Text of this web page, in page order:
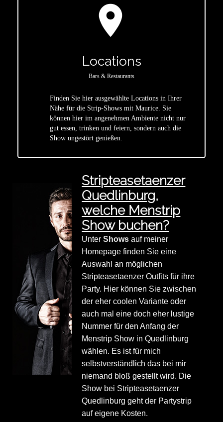
location_on
Locations
Bars & Restaurants
Finden Sie hier ausgewählte Locations in Ihrer
Nähe für die Strip-Shows mit Maurice. Sie
können hier im angenehmen Ambiente nicht nur
gut essen, trinken und feiern, sondern auch die
Show ungestört genießen.
Stripteasetaenzer
Quedlinburg,
welche Menstrip
Show buchen?
UnterShows auf meiner
Homepage finden Sie eine
Auswahl an möglichen
Stripteasetaenzer Outfits für ihre
Party. Hier können Sie zwischen
der eher coolen Variante oder
auch mal eine doch eher lustige
Nummer für den Anfang der
Menstrip Show in Quedlinburg
wählen. Es ist für mich
selbstverständlich das bei mir
niemand bloß gestellt wird. Die
Show bei Stripteasetaenzer
Quedlinburg geht der Partystrip
auf eigene Kosten.